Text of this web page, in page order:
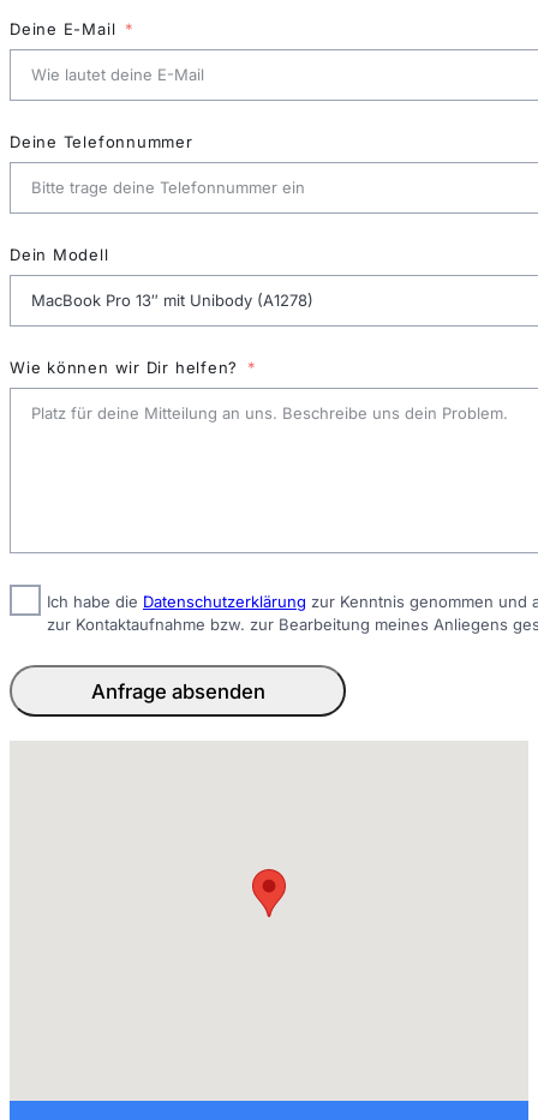
Deine E-Mail
Deine Telefonnummer
Dein Modell
Wie können wir Dir helfen?
Ich habe die Datenschutzerklärung zur Kenntnis genommen und
zur Kontaktaufnahme bzw. zur Bearbeitung meines Anliegens
Anfrage absenden